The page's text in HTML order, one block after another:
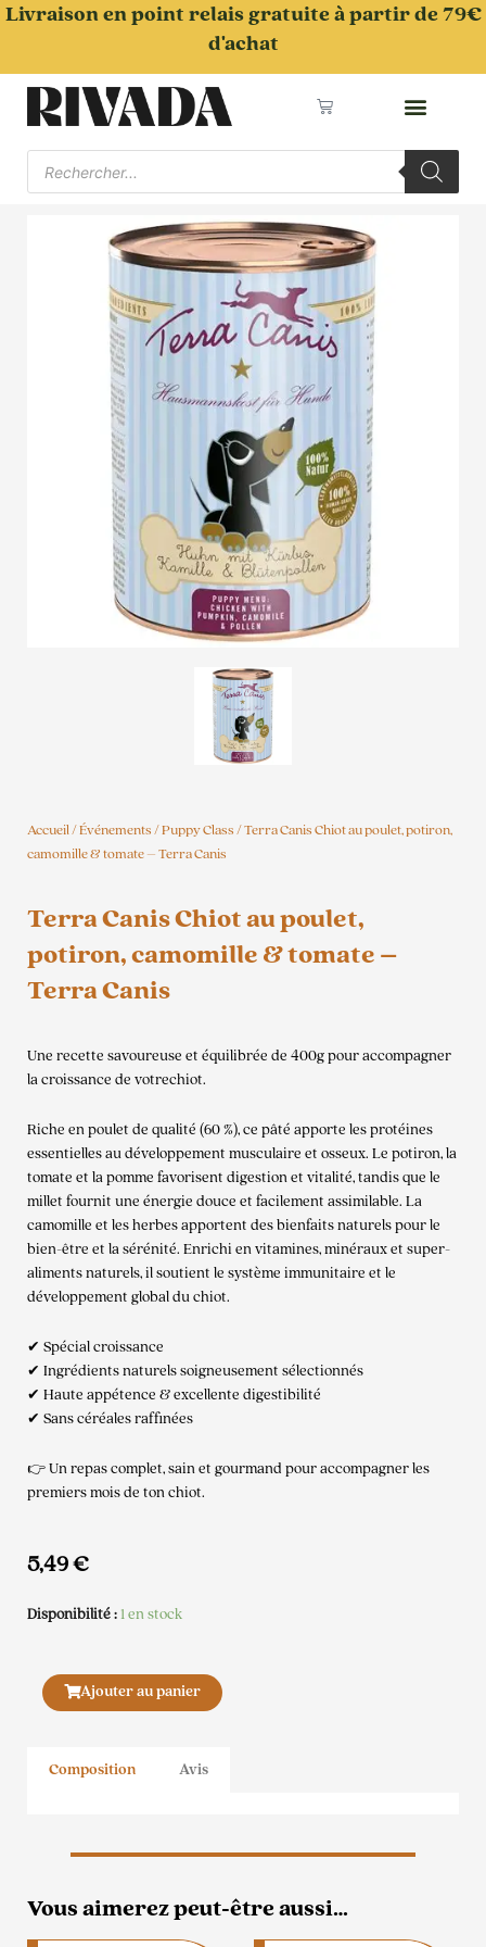
Aller
Livraison en point relais gratuite à partir de 79€
d'achat
Panier
Recherche
produits
Accueil/Événements/Puppy Class/ Terra Canis Chiot au poulet, potiron,
camomille & tomate – Terra Canis
Terra Canis Chiot au poulet,
potiron, camomille & tomate –
Terra Canis
Une recette savoureuse et équilibrée de 400g pour accompagner
la croissance de votrechiot.
Riche en poulet de qualité (60 %), ce pâté apporte les protéines
essentielles au développement musculaire et osseux. Le potiron, la
tomate et la pomme favorisent digestion et vitalité, tandis que le
millet fournit une énergie douce et facilement assimilable. La
camomille et les herbes apportent des bienfaits naturels pour le
bien-être et la sérénité. Enrichi en vitamines, minéraux et super-
aliments naturels, il soutient le système immunitaire et le
développement global du chiot.
✔ Spécial croissance
✔ Ingrédients naturels soigneusement sélectionnés
✔ Haute appétence & excellente digestibilité
✔ Sans céréales raffinées
👉 Un repas complet, sain et gourmand pour accompagner les
premiers mois de ton chiot.
5,49€
Disponibilité :1 en stock
quantité
Chiot
potiron,
&
Ajouter au panier
Composition Avis
Vous aimerez peut-être aussi…